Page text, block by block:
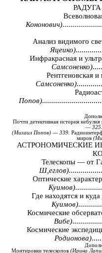
Кононович)
Анализ видимого
Яцеико)
Инфракрасная и
Самсоненко)
Рентгеновская
Самсоненко)
Попов)
Почти детективная история небулия
—
(Михаил Попов)— 339.
миров (
АСТРОНОМИЧЕСКИЕ
Телескопы — от
Ш,еглов)
Оптические
Куимов)
Где находятся и
Куимов)
Космические
Вибе)
Космические
Родионова)
Монтировки телескопов (Ирина